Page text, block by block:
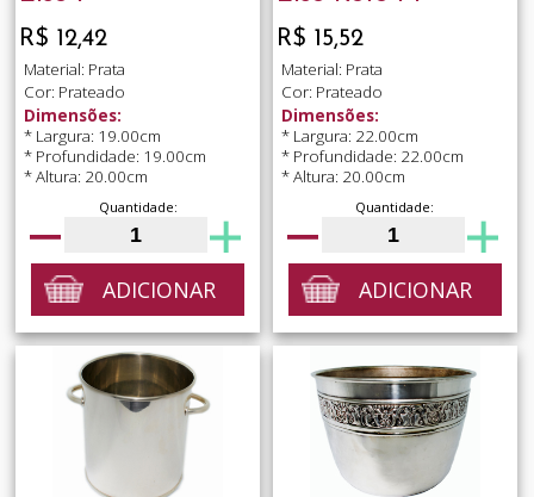
R$ 12,42
Material: Prata
Cor: Prateado
Dimensões:
* Largura: 19.00cm
* Profundidade: 19.00cm
* Altura: 20.00cm
Quantidade:
ADICIONAR
R$ 15,52
Material: Prata
Cor: Prateado
Dimensões:
* Largura: 22.00cm
* Profundidade: 22.00cm
* Altura: 20.00cm
Quantidade:
ADICIONAR